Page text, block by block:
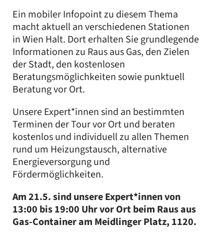
Ein mobiler Infopoint zu diesem Thema
macht aktuell an verschiedenen Stationen
in Wien Halt. Dort erhalten Sie grundlegende
Informationen zu Raus aus Gas, den Zielen
der Stadt, den kostenlosen
Beratungsmöglichkeiten sowie punktuell
Beratung vor Ort.
Unsere Expert*innen sind an bestimmten
Terminen der Tour vor Ort und beraten
kostenlos und individuell zu allen Themen
rund um Heizungstausch, alternative
Energieversorgung und
Fördermöglichkeiten.
Am 21.5. sind unsere Expert*innen von
13:00 bis 19:00 Uhr vor Ort beim Raus aus
Gas-Container am Meidlinger Platz, 1120.